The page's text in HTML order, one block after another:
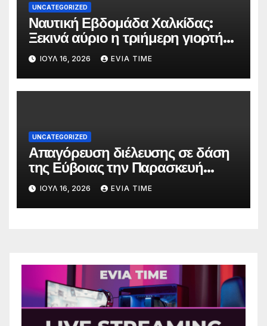
UNCATEGORIZED
Ναυτική Εβδομάδα Χαλκίδας:
Ξεκινά αύριο η τριήμερη γιορτή
στο όνομα της Αγίας Παρασκευής
ΙΟΎΛ 16, 2026 EVIA TIME
UNCATEGORIZED
Απαγόρευση διέλευσης σε δάση
της Εύβοιας την Παρασκευή
λόγω πολύ υψηλού κινδύνου
πυρκαγιάς
ΙΟΎΛ 16, 2026 EVIA TIME